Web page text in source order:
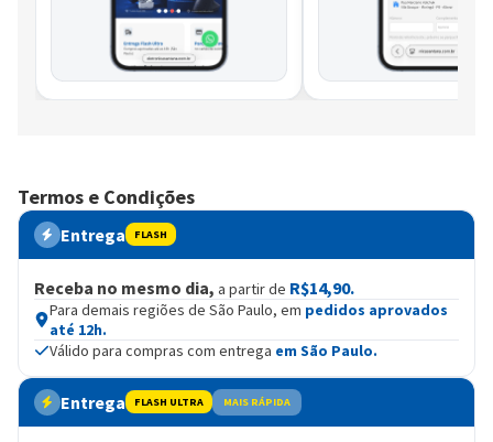
Termos e Condições
Entrega FLASH
Receba no mesmo dia, a partir de R$14,90.
Para demais regiões de São Paulo, em pedidos aprovados
até 12h.
Válido para compras com entrega em São Paulo.
Entrega FLASH ULTRA MAIS RÁPIDA